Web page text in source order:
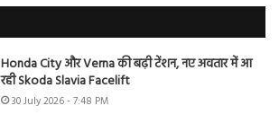
Honda City और Verna की बढ़ी टेंशन, नए अवतार में आ
रही Skoda Slavia Facelift
30 July 2026 - 7:48 PM